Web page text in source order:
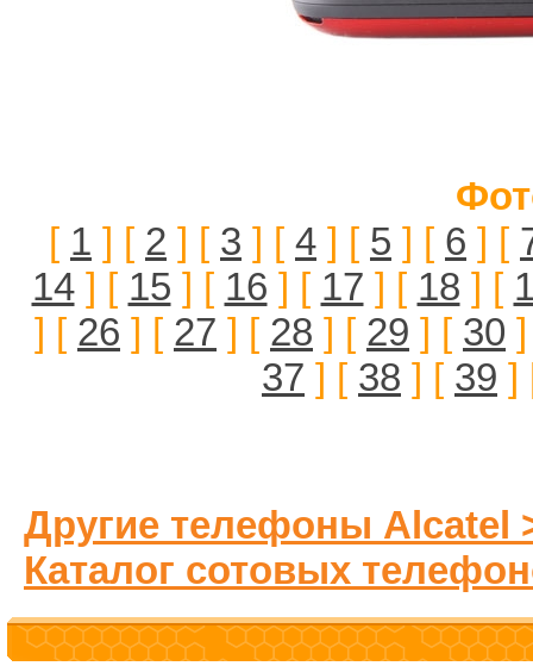
[ 1 ] [ 2 ] [ 3 ] [ 4 ] [ 5 ] [ 6 ] [
14] [ 15 ] [ 16 ] [ 17 ] [ 18 ] [
] [ 26 ] [ 27 ] [ 28 ] [ 29 ] [ 30
37 ] [ 38 ] [ 39 ]
Другие телефоны Alcatel
Каталог сотовых